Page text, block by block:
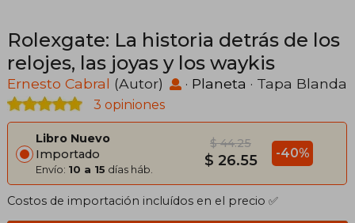
Rolexgate: La historia detrás de los
relojes, las joyas y los waykis
Ernesto Cabral (Autor) · Planeta · Tapa Blanda
3 opiniones
Libro Nuevo
Importado
Envío: 10 a 15 días háb.
$ 44.25
$ 26.55 -40%
Costos de importación incluídos en el precio ✅